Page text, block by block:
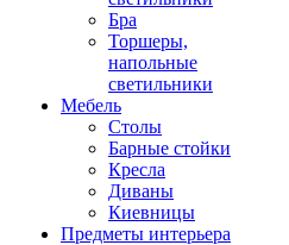
Бра
Торшеры,
напольные
светильники
Мебель
Столы
Барные стойки
Кресла
Диваны
Киевницы
Предметы интерьера